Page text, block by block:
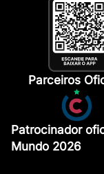
Parceiros
Patrocinador
Mundo 2026